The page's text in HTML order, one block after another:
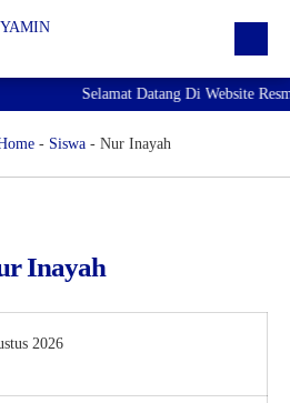
Selamat Datang Di Website
- Siswa - Nur Inayah
Inayah
2026